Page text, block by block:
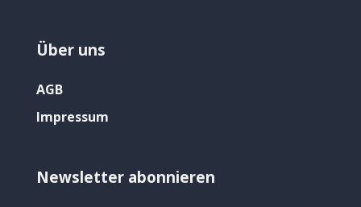
Über uns
AGB
Impressum
Newsletter abonnieren